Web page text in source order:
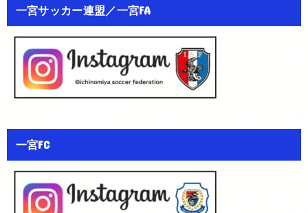
一宮サッカー連盟／一宮FA
一宮FC